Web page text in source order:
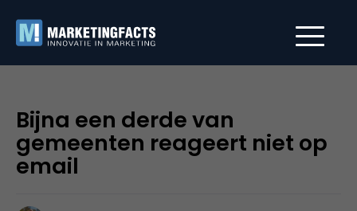
Bijna een derde van
gemeenten reageert niet op
email